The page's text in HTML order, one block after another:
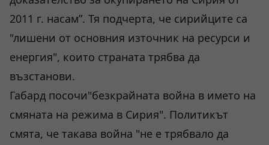
2011 г. насам”. Тя подчерта, че сирийците са
"лишени от основния източник на ресурси и
енергия", които страната трябва да
възстанови.
Габард посочи"безкрайната война в името на
смяната на режима в Сирия". Политикът
смята, че такава война "не е трябвало да